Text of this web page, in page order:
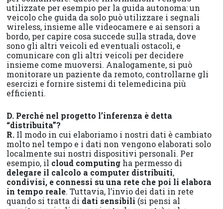
utilizzate per esempio per la guida autonoma: un
veicolo che guida da solo può utilizzare i segnali
wireless, insieme alle videocamere e ai sensori a
bordo, per capire cosa succede sulla strada, dove
sono gli altri veicoli ed eventuali ostacoli, e
comunicare con gli altri veicoli per decidere
insieme come muoversi. Analogamente, si può
monitorare un paziente da remoto, controllarne gli
esercizi e fornire sistemi di telemedicina più
efficienti.
D. Perché nel progetto l’inferenza è detta
“distribuita”?
R. Il modo in cui elaboriamo i nostri dati è cambiato
molto nel tempo e i dati non vengono elaborati solo
localmente sui nostri dispositivi personali. Per
esempio, il cloud computing ha permesso di
delegare il calcolo a computer distribuiti,
condivisi, e connessi su una rete che poi li elabora
in tempo reale. Tuttavia, l’invio dei dati in rete
quando si tratta di dati sensibili (si pensi al